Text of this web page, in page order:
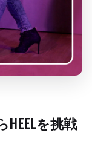
を挑戦